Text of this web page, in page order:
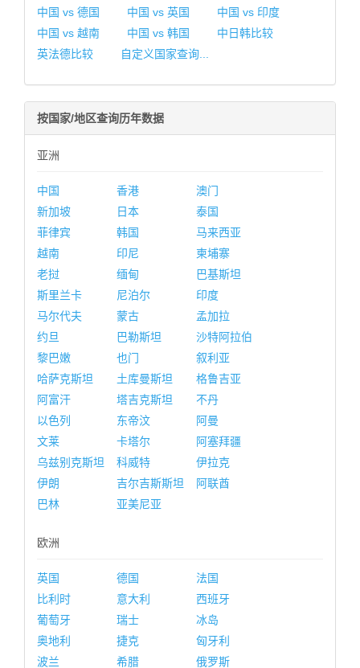
中国 vs 德国
中国 vs 英国
中国 vs 印度
中国 vs 越南
中国 vs 韩国
中日韩比较
英法德比较
自定义国家查询...
按国家/地区查询历年数据
亚洲
中国 香港
澳门
新加坡
日本
泰国
菲律宾
韩国
马来西亚
越南
印尼
柬埔寨
老挝
缅甸
巴基斯坦
斯里兰卡
尼泊尔
印度
马尔代夫
蒙古
孟加拉
约旦
巴勒斯坦
沙特阿拉伯
黎巴嫩
也门
叙利亚
哈萨克斯坦
土库曼斯坦
格鲁吉亚
阿富汗
塔吉克斯坦
不丹
以色列
东帝汶
阿曼
文莱
卡塔尔
阿塞拜疆
乌兹别克斯坦
科威特
伊拉克
伊朗
吉尔吉斯斯坦
阿联酋
巴林
亚美尼亚
欧洲
英国 德国
法国
比利时
意大利
西班牙
葡萄牙
瑞士
冰岛
奥地利
捷克
匈牙利
波兰
希腊
俄罗斯